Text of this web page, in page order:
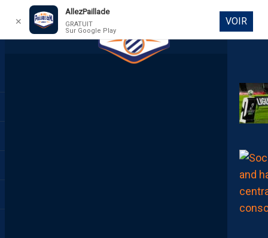
DIRECT
✕
AllezPaillade
GRATUIT
Sur Google Play
VOIR